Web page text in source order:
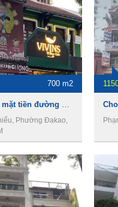
700 m2
Phường Đakao,